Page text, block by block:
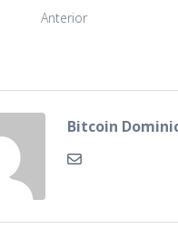
Anterior
Bitcoin